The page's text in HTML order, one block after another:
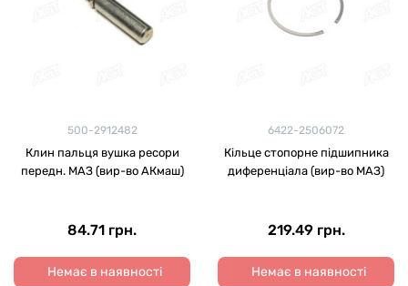
500-2912482
Клин пальця вушка ресори
передн. МАЗ (вир-во АКмаш)
84.71 грн.
Немає в наявності
6422-2506072
Кільце стопорне підшипника
диференціала (вир-во МАЗ)
219.49 грн.
Немає в наявності